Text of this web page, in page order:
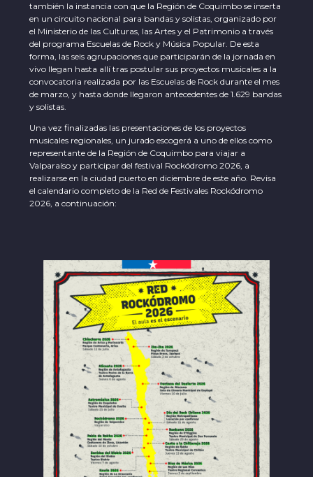
también la instancia con que la Región de Coquimbo se inserta
en un circuito nacional para bandas y solistas, organizado por
el Ministerio de las Culturas, las Artes y el Patrimonio a través
del programa Escuelas de Rock y Música Popular. De esta
forma, las seis agrupaciones que participarán de la jornada en
vivo llegan hasta allí tras postular sus proyectos musicales a la
convocatoria realizada por las Escuelas de Rock durante el mes
de marzo, y hasta donde llegaron antecedentes de 1.629 bandas
y solistas.
Una vez finalizadas las presentaciones de los proyectos
musicales regionales, un jurado escogerá a uno de ellos como
representante de la Región de Coquimbo para viajar a
Valparaíso y participar del festival Rockódromo 2026, a
realizarse en la ciudad puerto en diciembre de este año. Revisa
el calendario completo de la Red de Festivales Rockódromo
2026, a continuación: